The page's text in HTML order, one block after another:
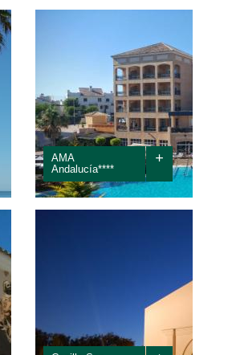
AMA
Andalucía****
+
El Marble AMA Andalucía está
situado en el campo de golf de
Islantilla y ofrece alojamiento